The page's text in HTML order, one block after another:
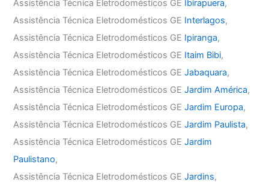
Assistência Técnica Eletrodomésticos GE Ibirapuera,
Assistência Técnica Eletrodomésticos GE Interlagos,
Assistência Técnica Eletrodomésticos GE Ipiranga,
Assistência Técnica Eletrodomésticos GE Itaim Bibi,
Assistência Técnica Eletrodomésticos GEJabaquara,
Assistência Técnica Eletrodomésticos GEJardim América,
Assistência Técnica Eletrodomésticos GEJardim Europa,
Assistência Técnica Eletrodomésticos GEJardim Paulista,
Assistência Técnica Eletrodomésticos GEJardim
Paulistano,
Assistência Técnica Eletrodomésticos GEJardins,